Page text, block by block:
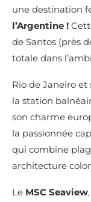
une destination
l’Argentine !
de Santos (près
totale dans
Rio de Janeiro et
la station
son charme
la passionnée
qui combine
architecture
Le MSC Seaview